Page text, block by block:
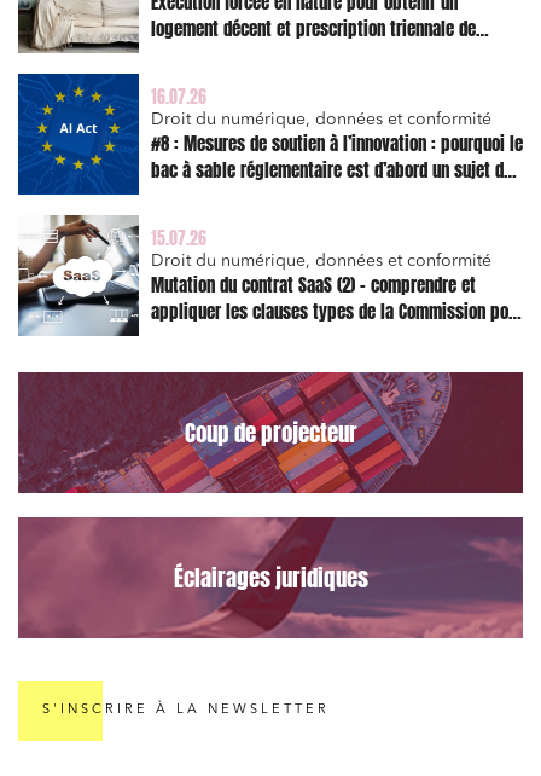
logement décent et prescription triennale de
16.07.26
Droit du numérique, données et conformité
#8 : Mesures de soutien à l’innovation : pourquoi le
bac à sable réglementaire est d’abord un sujet de
15.07.26
Droit du numérique, données et conformité
Mutation du contrat SaaS (2) – comprendre et
appliquer les clauses types de la Commission pour
Coup de projecteur
Éclairages juridiques
S'INSCRIRE À LA NEWSLETTER
Relations sociales et droit du travail
Commande publique
Projets immobiliers
Environnement
Urbanisme et aménagement
Banque finance et assurance
Droit des sociétés et Fusions-Acquisitions
J'ai lu et j'accepte lapolitique de confidentialité